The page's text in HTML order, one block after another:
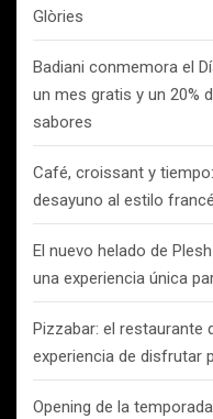
Glòries
Badiani conmemora el
un mes gratis y un 20%
sabores
Café, croissant y
desayuno al estilo
El nuevo helado de
una experiencia única
Pizzabar: el
experiencia de disfrutar
Opening de la